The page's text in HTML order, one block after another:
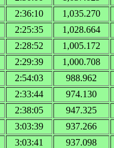
2:36:10 1,035.270
2:25:35 1,028.664
2:28:52 1,005.172
2:29:39 1,000.708
2:54:03 988.962
2:33:44 974.130
2:38:05 947.325
3:03:39 937.266
3:03:41 937.098